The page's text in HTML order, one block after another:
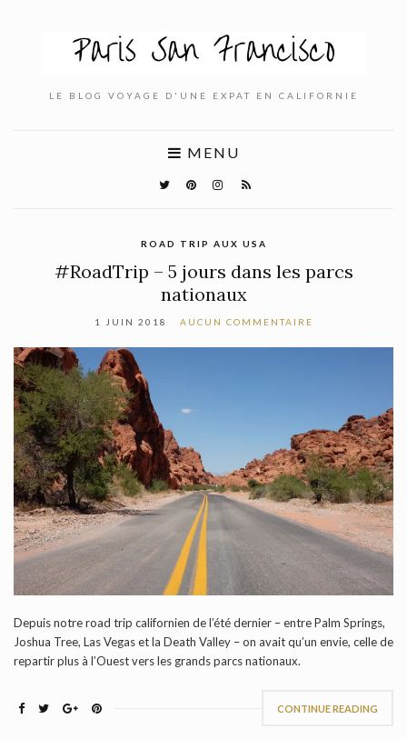
LE BLOG VOYAGE D'UNE EXPAT EN CALIFORNIE
MENU
ROAD TRIP AUX USA
#RoadTrip – 5 jours dans les parcs
nationaux
1 JUIN 2018 AUCUN COMMENTAIRE
Depuis notre road trip californien de l’été dernier – entre Palm Springs,
Joshua Tree, Las Vegas et la Death Valley – on avait qu’un envie, celle de
repartir plus à l’Ouest vers les grands parcs nationaux.
CONTINUE READING